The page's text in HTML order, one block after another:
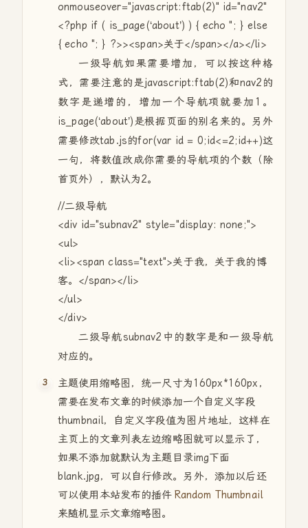
onmouseover="javascript:ftab(2)" id="nav2"
<?php if ( is_page(‘about’) ) { echo "; } else
{ echo "; } ?>><span>关于</span></a></li>
一级导航如果需要增加，可以按这种格
式，需要注意的是javascript:ftab(2)和nav2的
数字是递增的，增加一个导航项就要加1。
is_page(‘about’)是根据页面的别名来的。另外
需要修改tab.js的for(var id = 0;id<=2;id++)这
一句，将数值改成你需要的导航项的个数（除
首页外），默认为2。
//二级导航
<div id="subnav2" style="display: none;">
<ul>
<li><span class="text">关于我，关于我的博
客。</span></li>
</ul>
</div>
二级导航subnav2中的数字是和一级导航
对应的。
主题使用缩略图，统一尺寸为160px*160px，
需要在发布文章的时候添加一个自定义字段
thumbnail，自定义字段值为图片地址，这样在
主页上的文章列表左边缩略图就可以显示了，
如果不添加就默认为主题目录img下面
blank.jpg，可以自行修改。另外，添加以后还
可以使用本站发布的插件 Random Thumbnail
来随机显示文章缩略图。